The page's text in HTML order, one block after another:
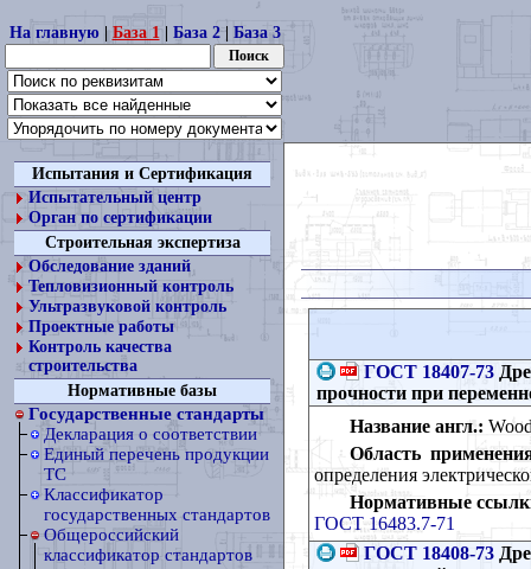
На главную| База 1| База 2| База 3
Испытания и Сертификация
Испытательный центр
Орган по сертификации
Строительная экспертиза
Обследование зданий
Тепловизионный контроль
Ультразвуковой контроль
Проектные работы
Контроль качества
строительства
Нормативные базы
Государственные стандарты
Декларация о соответствии
Единый перечень продукции
ТС
Классификатор
государственных стандартов
Общероссийский
классификатор стандартов
ГОСТ 18407-73
прочности при
Название англ.:
Область
определения
Нормативные
ГОСТ 16483.7-71
ГОСТ 18408-73